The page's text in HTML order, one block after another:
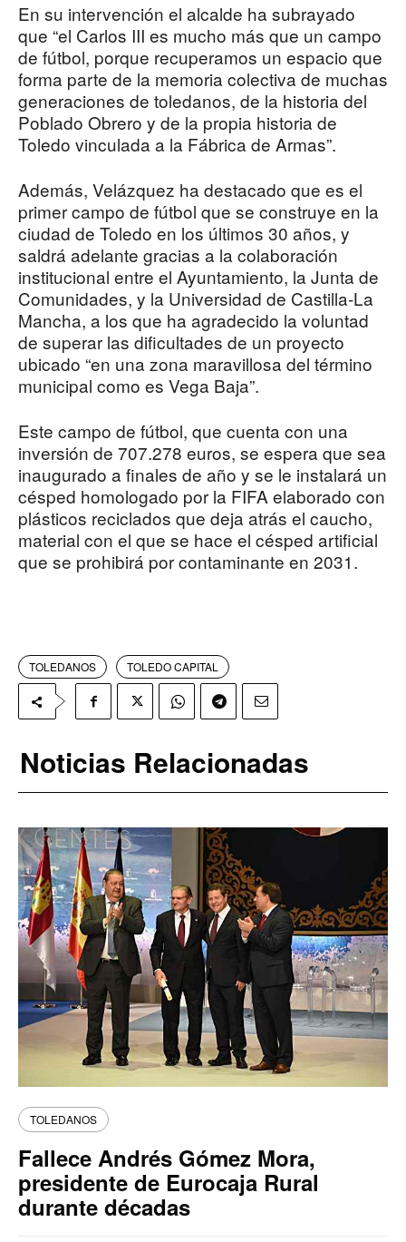
En su intervención el alcalde ha subrayado
que “el Carlos III es mucho más que un campo
de fútbol, porque recuperamos un espacio que
forma parte de la memoria colectiva de muchas
generaciones de toledanos, de la historia del
Poblado Obrero y de la propia historia de
Toledo vinculada a la Fábrica de Armas”.
Además, Velázquez ha destacado que es el
primer campo de fútbol que se construye en la
ciudad de Toledo en los últimos 30 años, y
saldrá adelante gracias a la colaboración
institucional entre el Ayuntamiento, la Junta de
Comunidades, y la Universidad de Castilla-La
Mancha, a los que ha agradecido la voluntad
de superar las dificultades de un proyecto
ubicado “en una zona maravillosa del término
municipal como es Vega Baja”.
Este campo de fútbol, que cuenta con una
inversión de 707.278 euros, se espera que sea
inaugurado a finales de año y se le instalará un
césped homologado por la FIFA elaborado con
plásticos reciclados que deja atrás el caucho,
material con el que se hace el césped artificial
que se prohibirá por contaminante en 2031.
TOLEDANOS TOLEDO CAPITAL
Noticias Relacionadas
TOLEDANOS
Fallece Andrés Gómez Mora,
presidente de Eurocaja Rural
durante décadas